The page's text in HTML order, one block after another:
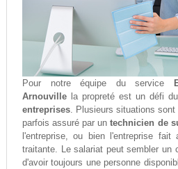
Pour notre équipe du service
Arnouvillela propreté est un défi
entreprises. Plusieurs situations
parfois assuré par untechnicien de
l'entreprise, ou bien l'entreprise
traitante. Le salariat peut sembler un
d'avoir toujours une personne